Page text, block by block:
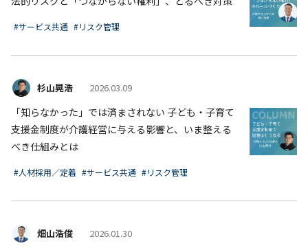
#サービス共通 #リスク管理
杉山晃浩 2026.03.09
「知らなかった」では済まされない 子ども・子育て
支援金制度が介護経営に与える影響と、いま整える
べき仕組みとは
#人材採用／定着 #サービス共通 #リスク管理
畑山浩俊 2026.01.30